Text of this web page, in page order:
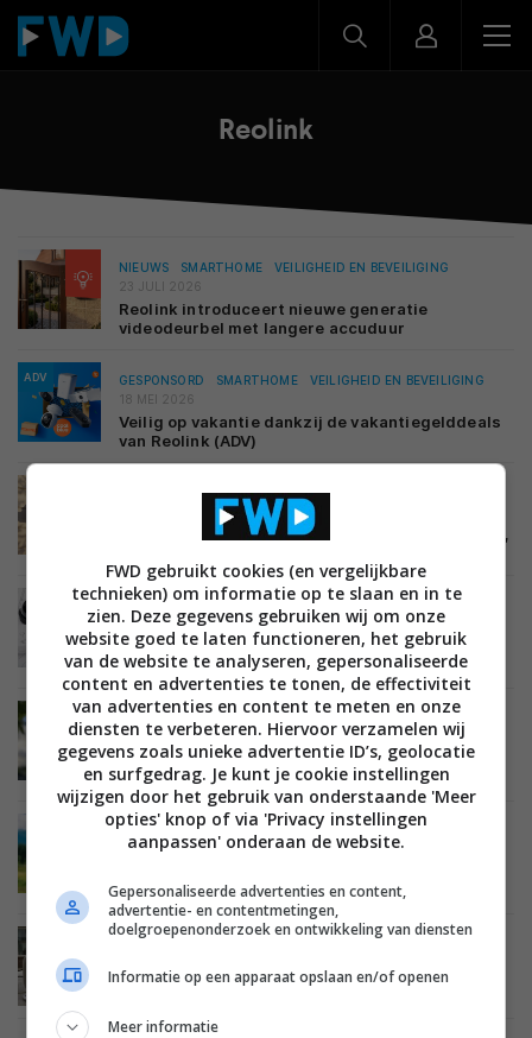
Reolink
NIEUWS SMARTHOME
VEILIGHEID EN BEVEILIGING
23 JULI 2026
Reolink introduceert nieuwe generatie
videodeurbel met langere accuduur
ADV GESPONSORD SMARTHOME
VEILIGHEID EN BEVEILIGING
18 MEI 2026
Veilig op vakantie dankzij de vakantiegelddeals
van Reolink (ADV)
SMARTHOME
VEILIGHEID EN BEVEILIGING
Review: Reolink Solar Floodlight Camera – Groot,
TIPS EN ADVIES
15 FEBRUARI 2024
Je smarthome beveiligen: zo maak je je huis op
een slimme manier veilig
21 OKTOBER 2020
Review: Reolink Argus PT camera met
zonnepaneel – draadloos en draaibaar
SMARTHOME
VEILIGHEID EN BEVEILIGING
25 SEPTEMBER 2020
bewakingscamera’s met offline opslag aan
Review: Reolink Argus 2 met zonnepaneel –
draadloze camera voor buiten
FWD gebruikt cookies (en vergelijkbare
technieken) om informatie op te slaan en in te
zien. Deze gegevens gebruiken wij om onze
website goed te laten functioneren, het gebruik
van de website te analyseren, gepersonaliseerde
content en advertenties te tonen, de effectiviteit
van advertenties en content te meten en onze
diensten te verbeteren. Hiervoor verzamelen wij
gegevens zoals unieke advertentie ID’s, geolocatie
en surfgedrag. Je kunt je cookie instellingen
wijzigen door het gebruik van onderstaande 'Meer
opties' knop of via 'Privacy instellingen
aanpassen' onderaan de website.
Gepersonaliseerde advertenties en content,
advertentie- en contentmetingen,
doelgroepenonderzoek en ontwikkeling van diensten
Informatie op een apparaat opslaan en/of openen
Meer informatie